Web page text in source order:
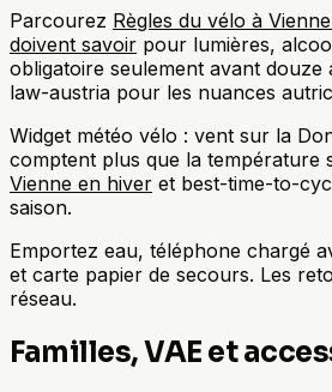
Parcourez Règles du vélo à
doivent savoir pour lumières,
obligatoire seulement avant douze
law-austria pour les nuances
Widget météo vélo : vent sur la
comptent plus que la température
Vienne en hiver et best-time-to-
saison.
Emportez eau, téléphone chargé
et carte papier de secours. Les
réseau.
Familles, VAE et